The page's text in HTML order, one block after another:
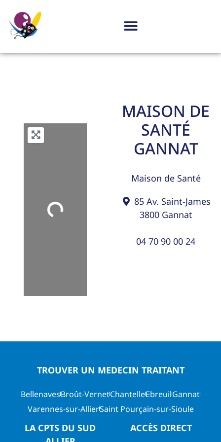
Loading...
MAISON DE
SANTÉ
GANNAT
Maison de Santé
85 Av. Saint-James
3800 Gannat
04 70 90 00 24
TROUVER UN MEDECIN TRAITANT
BellenavesBroût-VernetChantelleEbreuilGannat
Varennes-sur-AllierSaint Pourçain-sur-Sioule
LA CPTS DU SUD
ACCÈS DIRECT